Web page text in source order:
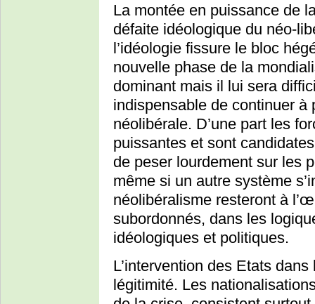
La montée en puissance de
défaite idéologique du néo-
l’idéologie fissure le bloc
nouvelle phase de la
dominant mais il lui sera
indispensable de continuer à
néolibérale. D’une part les
puissantes et sont
de peser lourdement sur les
même si un autre système
néolibéralisme resteront à
subordonnés, dans les
idéologiques et politiques.
L’intervention des Etats
légitimité. Les